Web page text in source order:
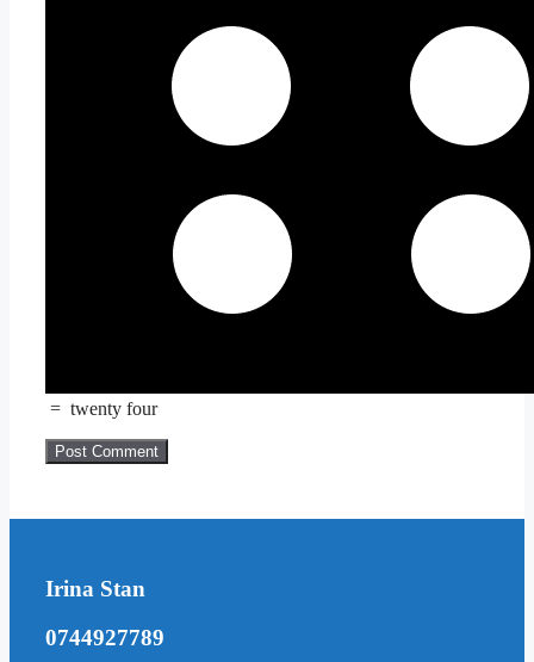
= twenty four
Irina Stan
0744927789